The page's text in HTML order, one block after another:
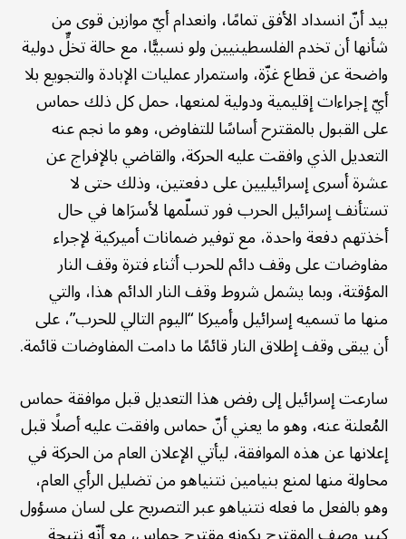
بيد أنّ انسداد الأفق تمامًا، وانعدام أيّ موازين قوى من
شأنها أن تخدم الفلسطينيين ولو نسبيًّا، مع حالة تخلٍّ دولية
واضحة عن قطاع غزّة، واستمرار عمليات الإبادة والتجويع بلا
أيّ إجراءات إقليمية ودولية لمنعها، حمل كل ذلك حماس
على القبول بالمقترح أساسًا للتفاوض، وهو ما نجم عنه
التعديل الذي وافقت عليه الحركة، والقاضي بالإفراج عن
عشرة أسرى إسرائيليين على دفعتين، وذلك حتى لا
تستأنف إسرائيل الحرب فور تسلّمها لأسرَاها في حال
أخذتهم دفعة واحدة، مع توفير ضمانات أميركية لإجراء
مفاوضات على وقف دائم للحرب أثناء فترة وقف النار
المؤقتة، وبما يشمل شروط وقف النار الدائم هذا، والتي
منها ما تسميه إسرائيل وأميركا “اليوم التالي للحرب”، على
أن يبقى وقف إطلاق النار قائمًا ما دامت المفاوضات قائمة.
سارعت إسرائيل إلى رفض هذا التعديل قبل موافقة حماس
المُعلنة عنه، وهو ما يعني أنّ حماس وافقت عليه أصلًا قبل
إعلانها عن هذه الموافقة، ليأتي الإعلان العام من الحركة في
محاولة منها لمنع بنيامين نتنياهو من تضليل الرأي العام،
وهو بالفعل ما فعله نتنياهو عبر التصريح على لسان مسؤول